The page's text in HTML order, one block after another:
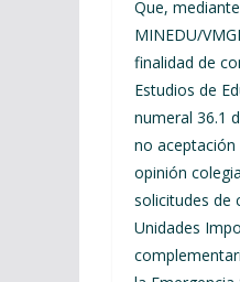
Que,
MINEDU/
finalidad de
Estudios de
numeral 36.1
no aceptación
opinión
solicitudes de
Unidades